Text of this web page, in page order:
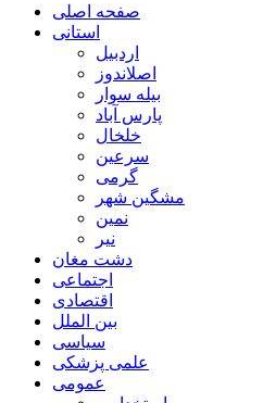
صفحه اصلی
استانی
اردبیل
اصلاندوز
بیله سوار
پارس آباد
خلخال
سرعین
گرمی
مشگین شهر
نمین
نیر
دشت مغان
اجتماعی
اقتصادی
بین الملل
سیاسی
علمی پزشکی
عمومی